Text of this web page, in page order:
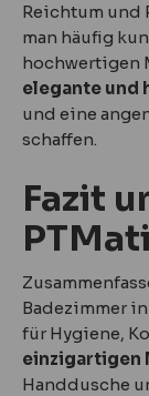
Reichtum und
man häufig
hochwertigen
elegante und
und eine
schaffen.
Fazit
Badezimmer
für Hygiene,
einzigartigen
Handdusche